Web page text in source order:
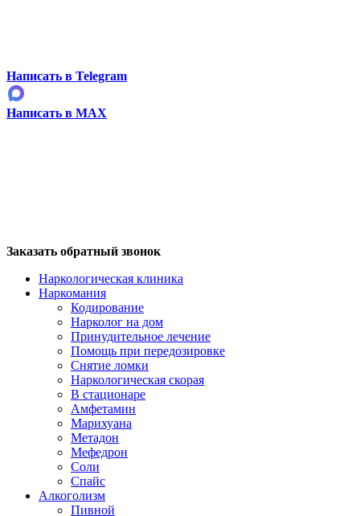
Написать в Telegram
Написать в MAX
Заказать обратный звонок
Наркологическая клиника
Наркомания
Кодирование
Нарколог на дом
Принудительное лечение
Помощь при передозировке
Снятие ломки
Наркологическая скорая
В стационаре
Амфетамин
Марихуана
Метадон
Мефедрон
Соли
Спайс
Алкоголизм
Пивной